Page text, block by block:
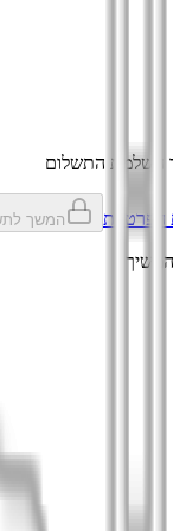
הפרטיות המשך